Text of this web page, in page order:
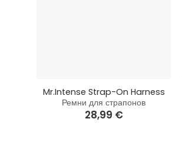
Mr.Intense Strap-On Harness
Ремни для страпонов
28,99 €